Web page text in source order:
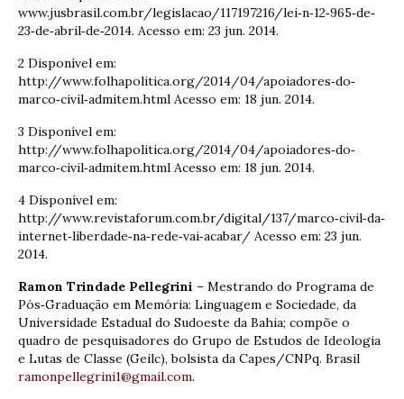
www.jusbrasil.com.br/legislacao/117197216/lei‐n‐12‐965‐de‐
23‐de‐abril‐de‐2014. Acesso em: 23 jun. 2014.
2 Disponível em:
http://www.folhapolitica.org/2014/04/apoiadores‐do‐
marco‐civil‐admitem.html Acesso em: 18 jun. 2014.
3 Disponível em:
http://www.folhapolitica.org/2014/04/apoiadores‐do‐
marco‐civil‐admitem.html Acesso em: 18 jun. 2014.
4 Disponível em:
http://www.revistaforum.com.br/digital/137/marco‐civil‐da‐
internet‐liberdade‐na‐rede‐vai‐acabar/ Acesso em: 23 jun.
2014.
Ramon Trindade Pellegrini – Mestrando do Programa de
Pós‐Graduação em Memória: Linguagem e Sociedade, da
Universidade Estadual do Sudoeste da Bahia; compõe o
quadro de pesquisadores do Grupo de Estudos de Ideologia
e Lutas de Classe (Geilc), bolsista da Capes/CNPq. Brasil
ramonpellegrini1@gmail.com.